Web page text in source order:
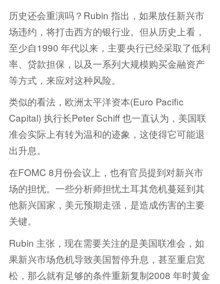
历史还会重演吗？Rubin 指出，如果放任新兴市
场违约，将打击西方的银行业。但从历史上看，
至少自1990 年代以来，主要央行已经采取了低利
率、贷款担保，以及一系列大规模购买金融资产
等方式，来应对这种风险。
类似的看法，欧洲太平洋资本(Euro Pacific
Capital) 执行长Peter Schiff 也一直认为，美国联
准会实际上有转为温和的迹象，这使得它可能退
出升息。
在FOMC 8月份会议上，也有官员提到对新兴市
场的担忧。一些分析师担忧土耳其危机蔓延到其
他新兴国家，美元预期走强，是造成伤害的主要
关键。
Rubin 主张，现在需要关注的是美国联准会，如
果新兴市场危机导致美国暂停升息，甚至重启宽
松，那么就有足够的条件重新复制2008 年时黄金